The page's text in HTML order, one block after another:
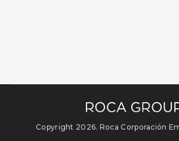
Copyright 2026. Roca Corporación